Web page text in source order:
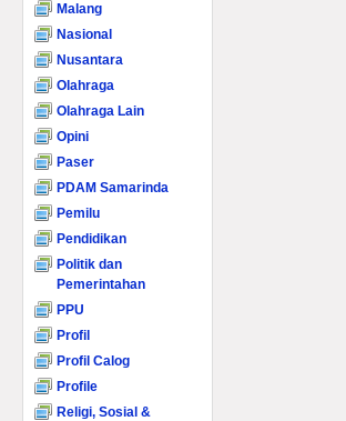
Malang
Nasional
Nusantara
Olahraga
Olahraga Lain
Opini
Paser
PDAM Samarinda
Pemilu
Pendidikan
Politik dan
Pemerintahan
PPU
Profil
Profil Calog
Profile
Religi, Sosial &